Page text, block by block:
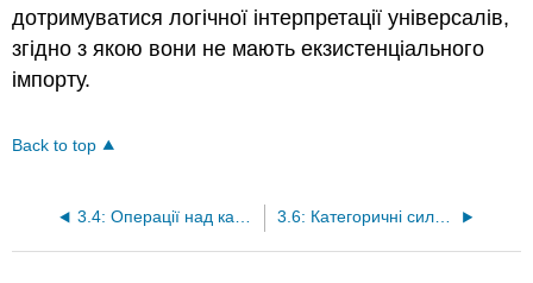
дотримуватися логічної інтерпретації універсалів,
згідно з якою вони не мають екзистенціального
імпорту.
Back to top
3.4: Операції над категоріальними реченнями 3.6: Категоричні силогізми